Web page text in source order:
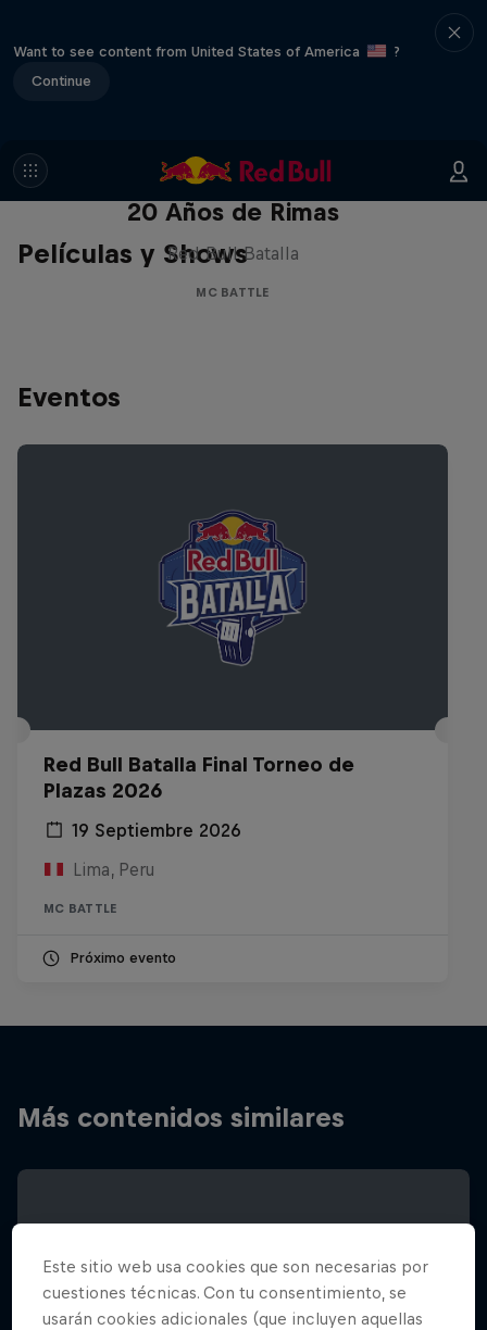
Want to see content from United States of America
?
Continue
Películas y Shows
Red Bull Batalla Nueva Historia:
20 Años de Rimas
Red Bull Batalla
MC BATTLE
Eventos
Red Bull Batalla Final Torneo de
Plazas 2026
19 Septiembre 2026
Lima, Peru
MC BATTLE
Próximo evento
Más contenidos similares
Este sitio web usa cookies que son necesarias por
cuestiones técnicas. Con tu consentimiento, se
usarán cookies adicionales (que incluyen aquellas